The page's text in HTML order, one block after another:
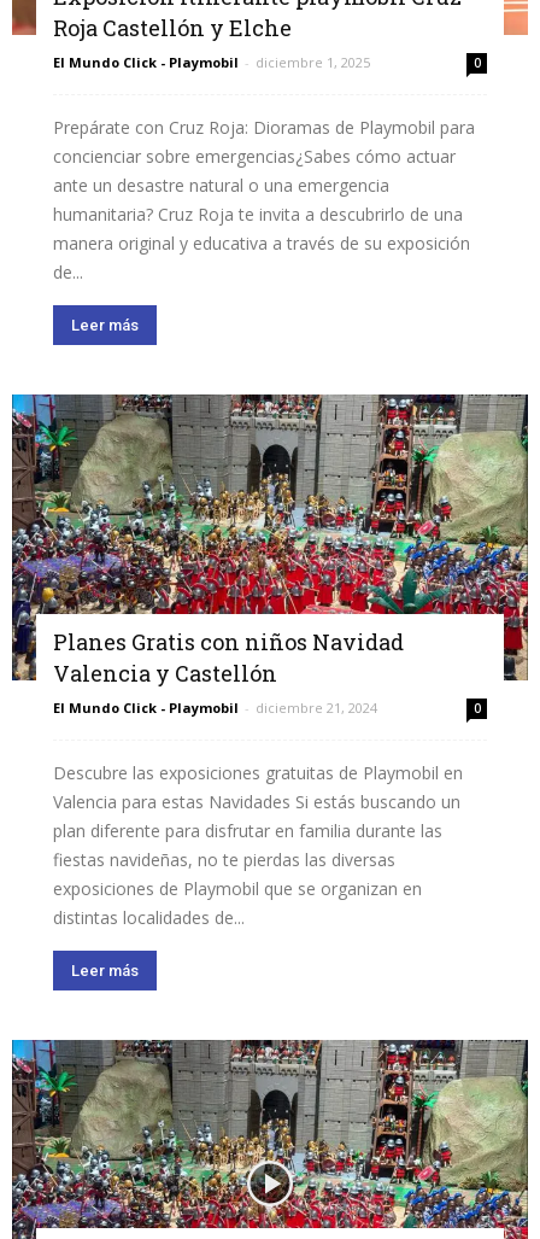
Roja Castellón y Elche
El Mundo Click - Playmobil - diciembre 1, 2025 0
Prepárate con Cruz Roja: Dioramas de Playmobil para
concienciar sobre emergencias¿Sabes cómo actuar
ante un desastre natural o una emergencia
humanitaria? Cruz Roja te invita a descubrirlo de una
manera original y educativa a través de su exposición
de...
Leer más
Planes Gratis con niños Navidad
Valencia y Castellón
El Mundo Click - Playmobil - diciembre 21, 2024 0
Descubre las exposiciones gratuitas de Playmobil en
Valencia para estas Navidades Si estás buscando un
plan diferente para disfrutar en familia durante las
fiestas navideñas, no te pierdas las diversas
exposiciones de Playmobil que se organizan en
distintas localidades de...
Leer más